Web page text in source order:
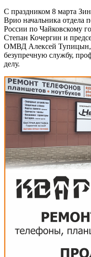
С праздником 8 марта
Врио начальника
России по Чайковскому
Степан Кочергин и
ОМВД Алексей Тупицын,
безупречную службу,
делу.